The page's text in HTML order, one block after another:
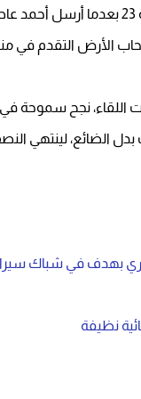
وافتتح بيراميدز التسجيل في
الأرض التقدم في
اللقاء، نجح
الضائع، لينتهي
بهدف في شباك
نظيفة